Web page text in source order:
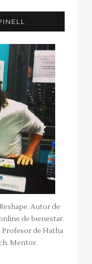
Autor de
de bienestar.
de Hatha
Mentor.